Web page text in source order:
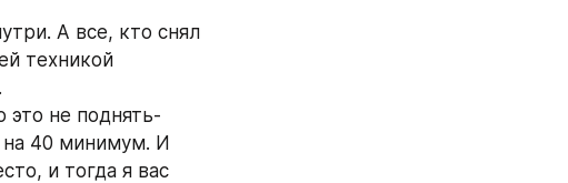
А все, кто снял
техникой
это не поднять-
на 40 минимум. И
и тогда я вас